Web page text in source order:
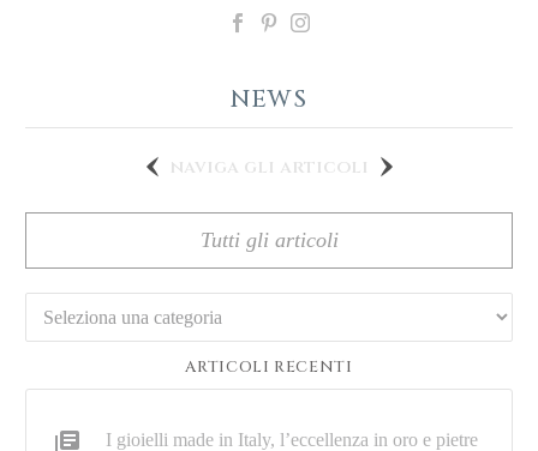
NEWS
naviga gli articoli
Tutti gli articoli
Categorie
ARTICOLI RECENTI
I gioielli made in Italy, l’eccellenza in oro e pietre